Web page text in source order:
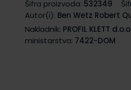
Šifra proizvoda: 532349
Autor(i): Ben Wetz Robert
Nakladnik: PROFIL KLETT
ministarstva: 7422-DOM